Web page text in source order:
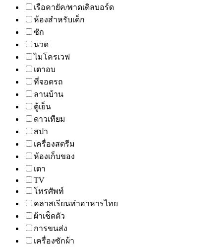
เรือคายัค/พาดเดิลบอร์ด
ห้องสำหรับเด็ก
ซัก
นวด
ไมโครเวฟ
เตาอบ
ที่จอดรถ
ลานบ้าน
ตู้เย็น
ดาวเทียม
สปา
เครื่องสตรีม
ห้องเก็บของ
เตา
TV
โทรศัพท์
คลาสเรียนทำอาหารไทย
ผ้าเช็ดตัว
การขนส่ง
เครื่องซักผ้า